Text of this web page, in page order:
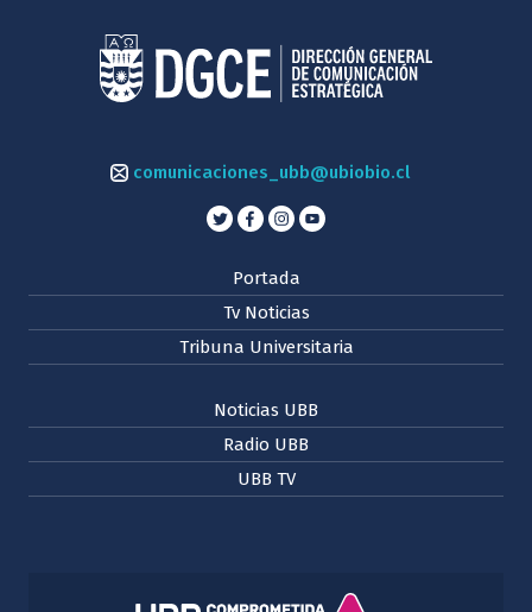
comunicaciones_ubb@ubiobio.cl
Portada
Tv Noticias
Tribuna Universitaria
Noticias UBB
Radio UBB
UBB TV